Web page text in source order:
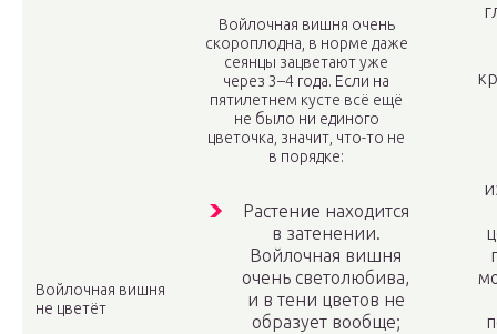
Войлочная вишня
не цветёт
Войлочная вишня очень
скороплодна, в норме даже
сеянцы зацветают уже
через 3–4 года. Если на
пятилетнем кусте всё ещё
не было ни единого
цветочка, значит, что-то не
в порядке:
Растение находится
в затенении.
Войлочная вишня
очень светолюбива,
и в тени цветов не
образует вообще;